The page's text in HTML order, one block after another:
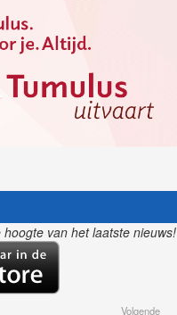
van het laatste nieuws!
Volgende